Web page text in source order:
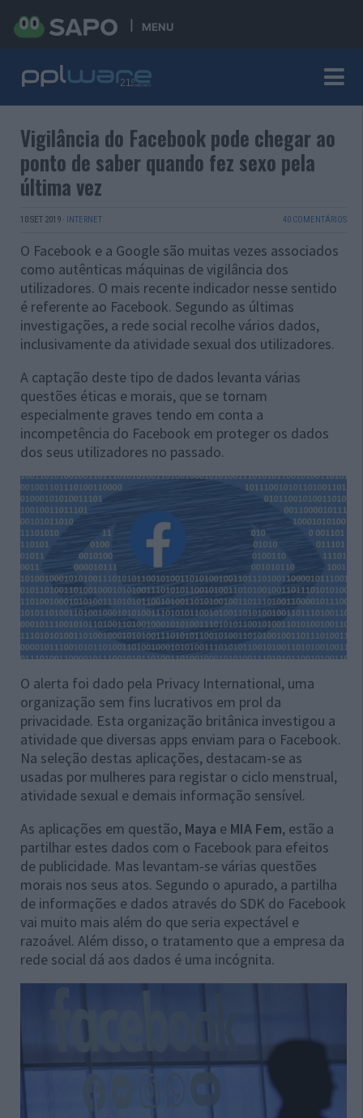
MENU
Vigilância do Facebook pode chegar ao
ponto de saber quando fez sexo pela
última vez
10 SET 2019 · INTERNET 40 COMENTÁRIOS
O Facebook e a Google são muitas vezes associados
como autênticas máquinas de vigilância dos
utilizadores. O mais recente indicador nesse sentido
é referente ao Facebook. Segundo as últimas
investigações, a rede social recolhe vários dados,
inclusivamente da atividade sexual dos utilizadores.
A captação deste tipo de dados levanta várias
questões éticas e morais, que se tornam
especialmente graves tendo em conta a
incompetência do Facebook em proteger os dados
dos seus utilizadores no passado.
O alerta foi dado pela Privacy International, uma
organização sem fins lucrativos em prol da
privacidade. Esta organização britânica investigou a
atividade que diversas apps enviam para o Facebook.
Na seleção destas aplicações, destacam-se as
usadas por mulheres para registar o ciclo menstrual,
atividade sexual e demais informação sensível.
As aplicações em questão, Maya e MIA Fem, estão a
partilhar estes dados com o Facebook para efeitos
de publicidade. Mas levantam-se várias questões
morais nos seus atos. Segundo o apurado, a partilha
de informações e dados através do SDK do Facebook
vai muito mais além do que seria expectável e
razoável. Além disso, o tratamento que a empresa da
rede social dá aos dados é uma incógnita.